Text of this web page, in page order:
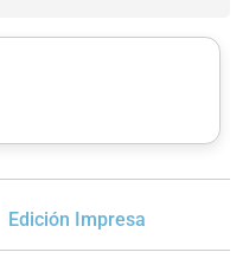
Edición Impresa